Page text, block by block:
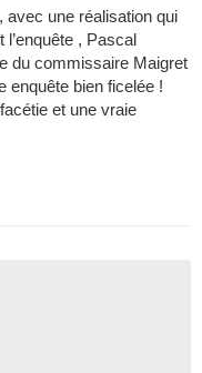
une réalisation qui
l’enquête , Pascal
du commissaire Maigret
enquête bien ficelée !
et une vraie